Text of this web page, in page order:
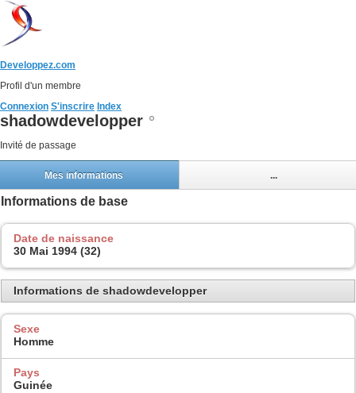
Developpez.com
Profil d'un membre
Connexion S'inscrire Index
shadowdevelopper
Invité de passage
Mes informations ...
Informations de base
Date de naissance
30 Mai 1994 (32)
Informations de shadowdevelopper
Sexe
Homme
Pays
Guinée